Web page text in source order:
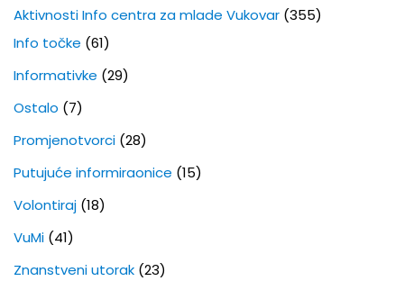
Aktivnosti Info centra za mlade Vukovar (355)
Info točke (61)
Informativke (29)
Ostalo (7)
Promjenotvorci (28)
Putujuće informiraonice (15)
Volontiraj (18)
VuMi (41)
Znanstveni utorak (23)